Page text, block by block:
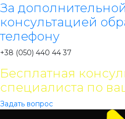
За дополнительной
консультацией
телефону
+38 (050) 440 44 37
Бесплатная
специалиста по
Задать вопрос